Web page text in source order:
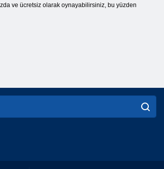
ve ücretsiz olarak oynayabilirsiniz, bu yüzden